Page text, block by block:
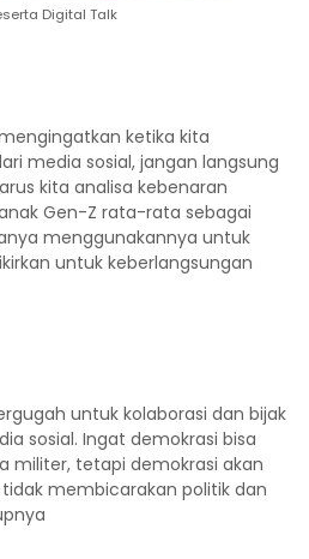
Digital Talk
ketika kita
media sosial, jangan langsung
kita analisa kebenaran
Gen-Z rata-rata sebagai
menggunakannya untuk
untuk keberlangsungan
untuk kolaborasi dan bijak
sosial. Ingat demokrasi bisa
militer, tetapi demokrasi akan
membicarakan politik dan